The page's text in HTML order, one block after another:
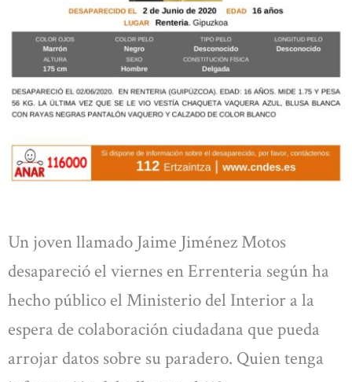
Un joven llamado Jaime Jiménez Motos
desapareció el viernes en Errenteria según ha
hecho público el Ministerio del Interior a la
espera de colaboración ciudadana que pueda
arrojar datos sobre su paradero. Quien tenga